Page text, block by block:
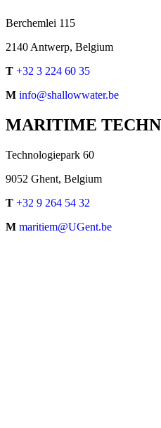
Berchemlei 115
2140 Antwerp, Belgium
T +32 3 224 60 35
M info@shallowwater.be
MARITIME
Technologiepark 60
9052 Ghent, Belgium
T +32 9 264 54 32
M maritiem@UGent.be